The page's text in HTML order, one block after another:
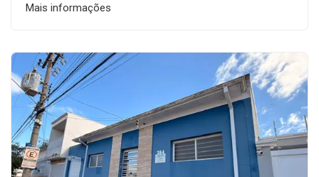
Mais informações